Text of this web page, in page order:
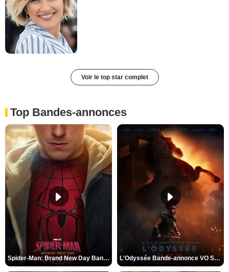
Voir le top star complet
Top Bandes-annonces
Spider-Man: Brand New Day Bande-annonce VO STFR L'Odyssée Bande-annonce VO STFR